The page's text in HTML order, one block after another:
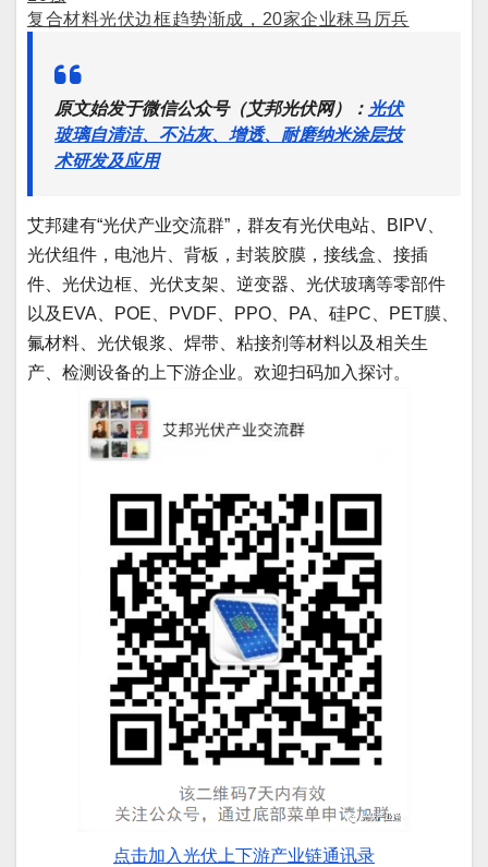
复合材料光伏边框趋势渐成，20家企业秣马厉兵
原文始发于微信公众号（艾邦光伏网）： 光伏
玻璃自清洁、不沾灰、增透、耐磨纳米涂层技
术研发及应用
艾邦建有“光伏产业交流群”，群友有光伏电站、BIPV、
光伏组件，电池片、背板，封装胶膜，接线盒、接插
件、光伏边框、光伏支架、逆变器、光伏玻璃等零部件
以及EVA、POE、PVDF、PPO、PA、硅PC、PET膜、
氟材料、光伏银浆、焊带、粘接剂等材料以及相关生
产、检测设备的上下游企业。欢迎扫码加入探讨。
点击加入光伏上下游产业链通讯录